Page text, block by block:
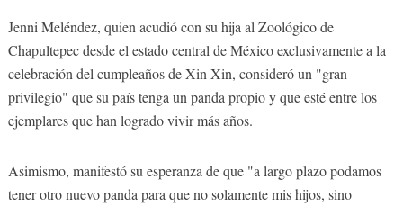
Jenni Meléndez, quien acudió con su hija al Zoológico de
Chapultepec desde el estado central de México exclusivamente a la
celebración del cumpleaños de Xin Xin, consideró un "gran
privilegio" que su país tenga un panda propio y que esté entre los
ejemplares que han logrado vivir más años.
Asimismo, manifestó su esperanza de que "a largo plazo podamos
tener otro nuevo panda para que no solamente mis hijos, sino